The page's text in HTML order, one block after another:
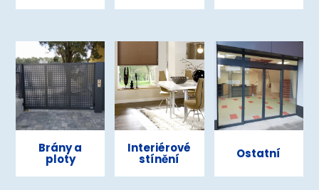
Brány a
ploty
Interiérové
stínění Ostatní